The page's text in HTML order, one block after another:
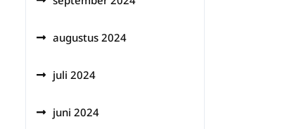
augustus 2024
juli 2024
juni 2024